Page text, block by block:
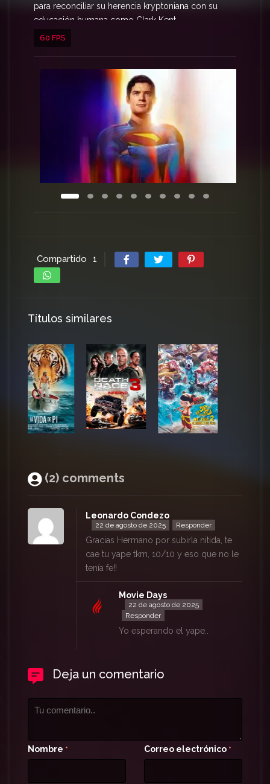
para reconciliar su herencia kryptoniana con su
educación humana como Clark Kent.
60 FPS
Compartido 1
Títulos similares
(2) comments
Leonardo Condezo
22 de agosto de 2025 Responder
Gracias Hermano por subirla nitida, te
cae tu yape tkm, 10/10 y eso que no le
tenía fe!!
Movie Days
22 de agosto de 2025
Responder
Yo esperando el yape..
Deja un comentario
Nombre * Correo electrónico *